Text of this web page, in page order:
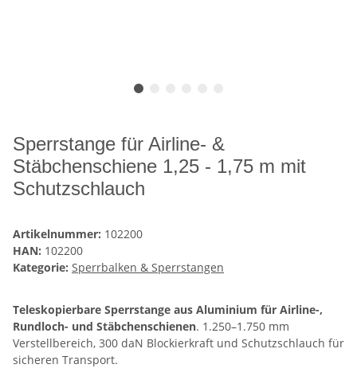
Sperrstange für Airline- &
Stäbchenschiene 1,25 - 1,75 m mit
Schutzschlauch
Artikelnummer: 102200
HAN: 102200
Kategorie: Sperrbalken & Sperrstangen
Teleskopierbare Sperrstange aus Aluminium für Airline-,
Rundloch- und Stäbchenschienen. 1.250–1.750 mm
Verstellbereich, 300 daN Blockierkraft und Schutzschlauch für
sicheren Transport.